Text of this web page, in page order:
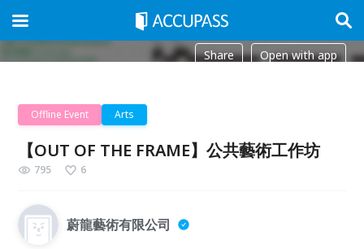
Share Open with app
Offline Event Arts
【OUT OF THE FRAME】公共藝術工作坊
795 6
蔚龍藝術有限公司